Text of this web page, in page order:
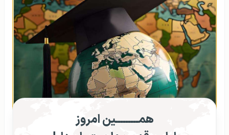
همـــــــــین امروز